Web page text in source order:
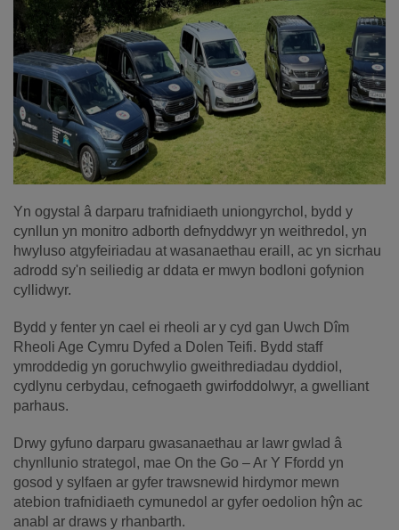
Yn ogystal â darparu trafnidiaeth uniongyrchol, bydd y
cynllun yn monitro adborth defnyddwyr yn weithredol, yn
hwyluso atgyfeiriadau at wasanaethau eraill, ac yn sicrhau
adrodd sy'n seiliedig ar ddata er mwyn bodloni gofynion
cyllidwyr.
Bydd y fenter yn cael ei rheoli ar y cyd gan Uwch Dîm
Rheoli Age Cymru Dyfed a Dolen Teifi. Bydd staff
ymroddedig yn goruchwylio gweithrediadau dyddiol,
cydlynu cerbydau, cefnogaeth gwirfoddolwyr, a gwelliant
parhaus.
Drwy gyfuno darparu gwasanaethau ar lawr gwlad â
chynllunio strategol, mae On the Go – Ar Y Ffordd yn
gosod y sylfaen ar gyfer trawsnewid hirdymor mewn
atebion trafnidiaeth cymunedol ar gyfer oedolion hŷn ac
anabl ar draws y rhanbarth.